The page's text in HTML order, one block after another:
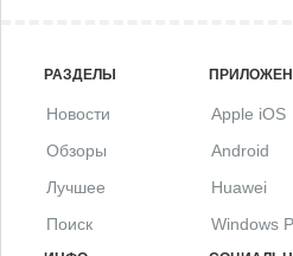
РАЗДЕЛЫ
Новости
Обзоры
Лучшее
Поиск
Apple iOS
Android
Huawei
Windows